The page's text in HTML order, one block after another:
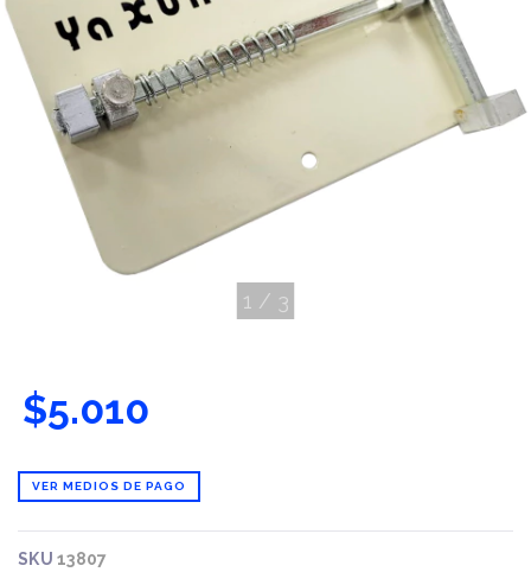
1 / 3
$5.010
VER MEDIOS DE PAGO
SKU13807